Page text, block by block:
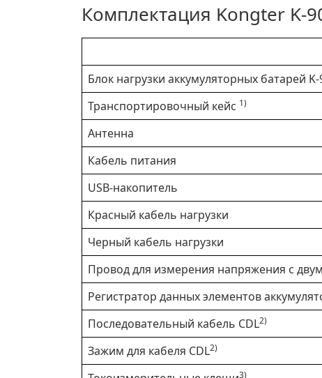
Комплектация Kongter K-
Блок нагрузки аккумуляторных батарей
Транспортировочный кейс 1)
Антенна
Кабель питания
USB-накопитель
Красный кабель нагрузки
Черный кабель нагрузки
Провод для измерения напряжения с
Регистратор данных элементов
Последовательный кабель CDL2)
Зажим для кабеля CDL2)
3)